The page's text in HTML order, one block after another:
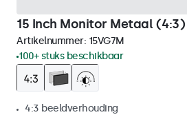
15 Inch Monitor Metaal (4:3)
Artikelnummer: 15VG7M
100+ stuks beschikbaar
4:3 beeldverhouding